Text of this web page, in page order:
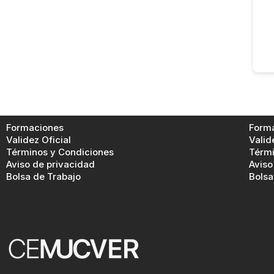
Formaciones
Validez Oficial
Términos y Condiciones
Aviso de privacidad
Bolsa de Trabajo